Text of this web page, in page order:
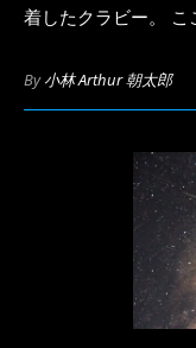
着したクラビー。
By小林 Arthur 朝太郎